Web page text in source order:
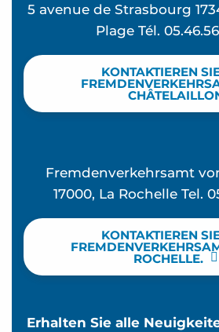
5 avenue de Strasbourg
Plage Tél.
KONTAKTIEREN
Fremdenverkehrsamt
17000, La Rochelle Tel.
KONTAKTIEREN
ROCHELLE.
Erhalten Sie alle